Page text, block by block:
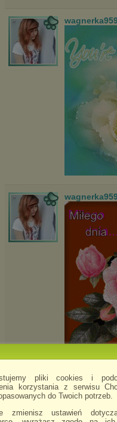
pliki cookies i
korzystania z serwisu
do Twoich potrzeb.
zmienisz ustawień
FILMY--